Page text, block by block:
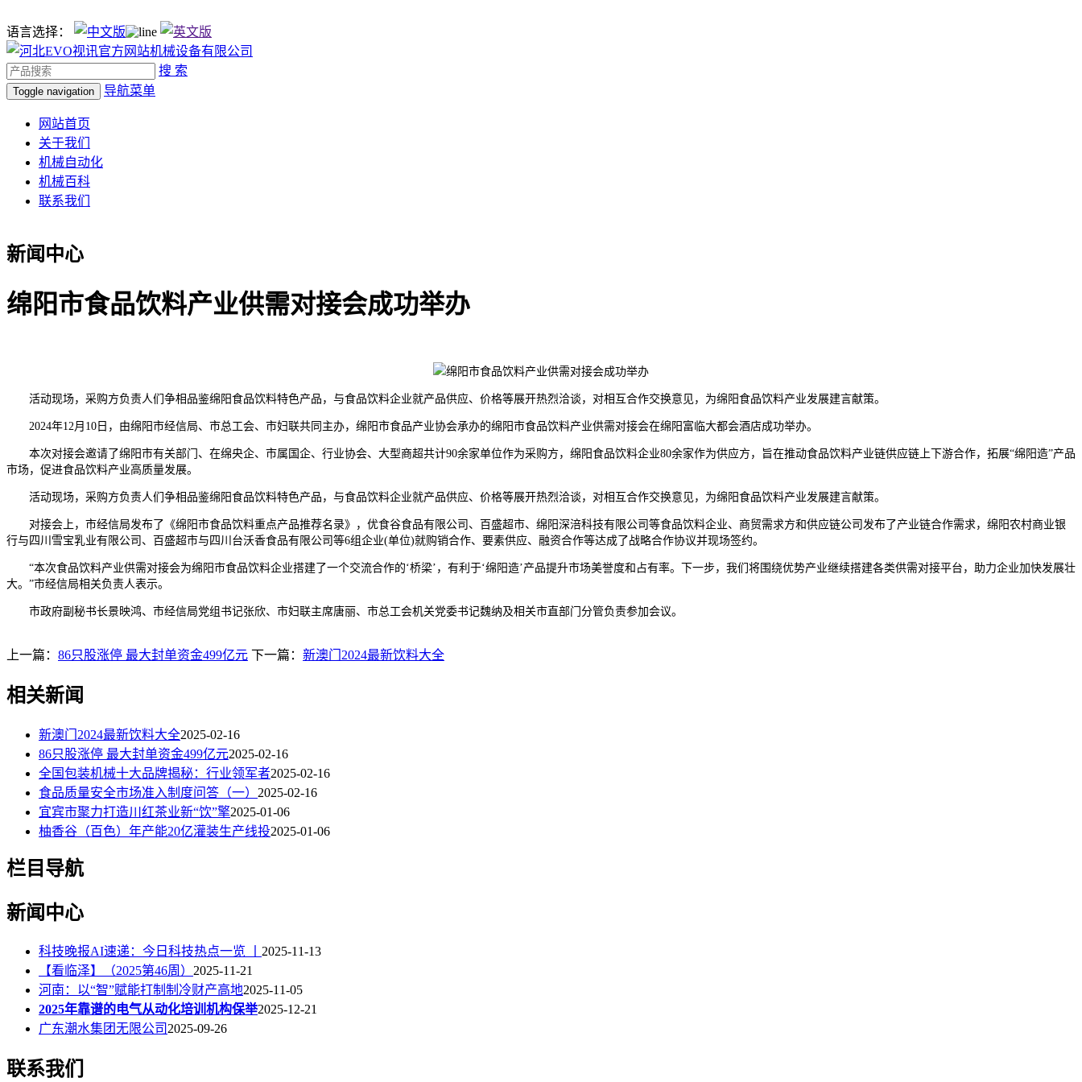
语言选择：
搜 索
Toggle navigation 导航菜单
网站首页
关于我们
机械自动化
机械百科
联系我们
新闻中心
绵阳市食品饮料产业供需对接会成功举办
活动现场，采购方负责人们争相品鉴绵阳食品饮料特色产品，与食品饮料企业就产品供应、价格等展开热烈洽谈，对相互合作交换意见，为绵阳食品饮料产业发展建言献策。
2024年12月10日，由绵阳市经信局、市总工会、市妇联共同主办，绵阳市食品产业协会承办的绵阳市食品饮料产业供需对接会在绵阳富临大都会酒店成功举办。
本次对接会邀请了绵阳市有关部门、在绵央企、市属国企、行业协会、大型商超共计90余家单位作为采购方，绵阳食品饮料企业80余家作为供应方，旨在推动食品饮料产业链供应链上下游合作，拓展“绵阳造”产品
市场，促进食品饮料产业高质量发展。
活动现场，采购方负责人们争相品鉴绵阳食品饮料特色产品，与食品饮料企业就产品供应、价格等展开热烈洽谈，对相互合作交换意见，为绵阳食品饮料产业发展建言献策。
对接会上，市经信局发布了《绵阳市食品饮料重点产品推荐名录》，优食谷食品有限公司、百盛超市、绵阳深涪科技有限公司等食品饮料企业、商贸需求方和供应链公司发布了产业链合作需求，绵阳农村商业银
行与四川雪宝乳业有限公司、百盛超市与四川台沃香食品有限公司等6组企业(单位)就购销合作、要素供应、融资合作等达成了战略合作协议并现场签约。
“本次食品饮料产业供需对接会为绵阳市食品饮料企业搭建了一个交流合作的‘桥梁’，有利于‘绵阳造’产品提升市场美誉度和占有率。下一步，我们将围绕优势产业继续搭建各类供需对接平台，助力企业加快发展壮
大。”市经信局相关负责人表示。
市政府副秘书长景映鸿、市经信局党组书记张欣、市妇联主席唐丽、市总工会机关党委书记魏纳及相关市直部门分管负责参加会议。
上一篇： 86只股涨停 最大封单资金499亿元 下一篇： 新澳门2024最新饮料大全
相关新闻
新澳门2024最新饮料大全2025-02-16
86只股涨停 最大封单资金499亿元2025-02-16
全国包装机械十大品牌揭秘：行业领军者2025-02-16
食品质量安全市场准入制度问答（一） 2025-02-16
宜宾市聚力打造川红茶业新“饮”擎2025-01-06
柚香谷（百色）年产能20亿灌装生产线投2025-01-06
栏目导航
新闻中心
科技晚报AI速递：今日科技热点一览 丨 2025-11-13
【看临泽】（2025第46周） 2025-11-21
河南：以“智”赋能打制制冷财产高地2025-11-05
2025年靠谱的电气从动化培训机构保举2025-12-21
广东潮水集团无限公司2025-09-26
联系我们